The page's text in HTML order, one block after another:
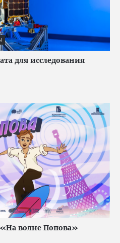
для исследования
волне Попова»